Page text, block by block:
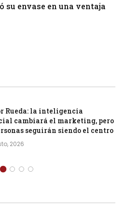
su envase en una ventaja
Rueda: la inteligencia
cambiará el marketing, pero
seguirán siendo el centro
2026